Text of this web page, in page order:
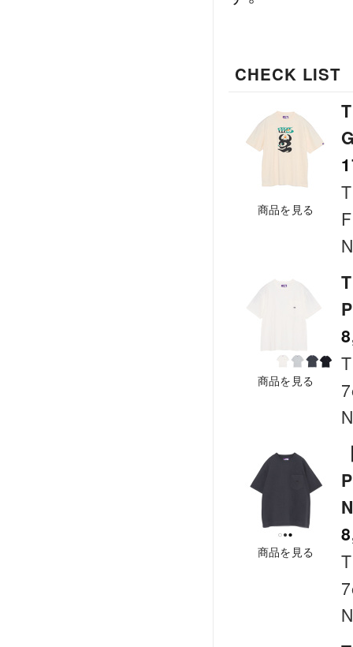
CHECK LIST
商品を見る
商品を見る
商品を見る